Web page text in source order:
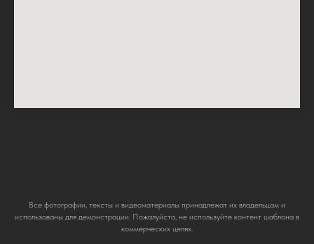
Все фотографии, тексты и видеоматериалы принадлежат их владельцам и
использованы для демонстрации. Пожалуйста, не используйте контент шаблона в
коммерческих целях.